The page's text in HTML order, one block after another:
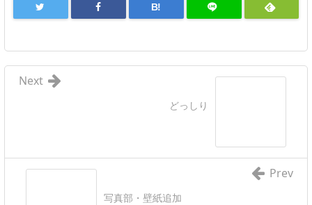
B!
どっしり
Next
写真部・壁紙追加
Prev